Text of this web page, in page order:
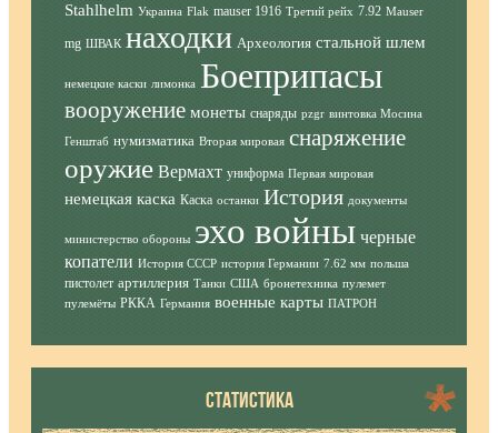
Stahlhelm Украина Flak mauser 1916 Третий рейх 7.92 Mauser
mg ШВАК находки Археология стальной шлем
немецкие каски лимонка Боеприпасы
вооружение монеты снаряды pzgr винтовка Мосина
Генштаб нумизматика Вторая мировая снаряжение
оружие Вермахт униформа Первая мировая
немецкая каска Каска останки История документы
министерство обороны эхо войны черные
копатели История СССР история Германии 7.62 мм польша
пистолет артиллерия Танки США бронетехника пулемет
пулемёты РККА Германия военные карты ПАТРОН
СТАТИСТИКА